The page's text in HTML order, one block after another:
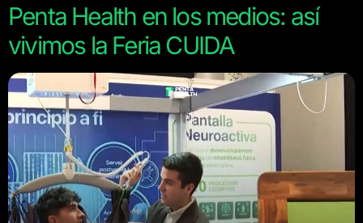
Penta Health en los medios: así
vivimos la Feria CUIDA